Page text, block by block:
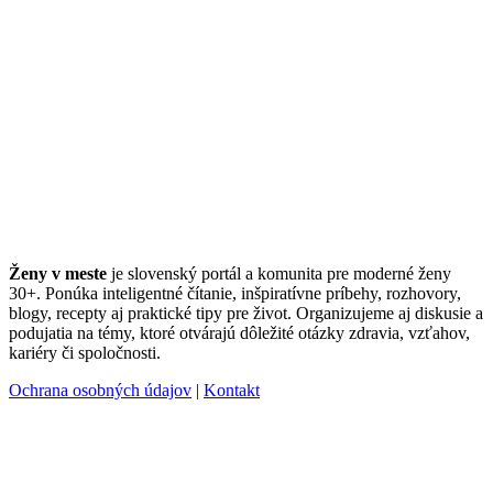
Ženy v meste je slovenský portál a komunita pre moderné ženy
30+. Ponúka inteligentné čítanie, inšpiratívne príbehy, rozhovory,
blogy, recepty aj praktické tipy pre život. Organizujeme aj diskusie a
podujatia na témy, ktoré otvárajú dôležité otázky zdravia, vzťahov,
kariéry či spoločnosti.
Ochrana osobných údajov | Kontakt